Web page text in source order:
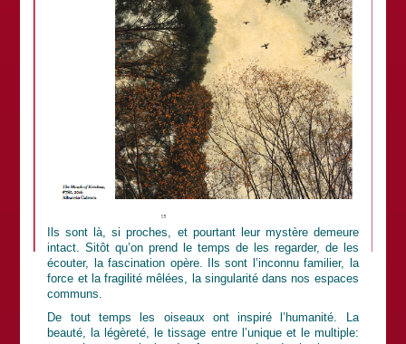
Ils sont là, si proches, et pourtant leur mystère demeure
intact. Sitôt qu’on prend le temps de les regarder, de les
écouter, la fascination opère. Ils sont l’inconnu familier, la
force et la fragilité mêlées, la singularité dans nos espaces
communs.
De tout temps les oiseaux ont inspiré l’humanité. La
beauté, la légèreté, le tissage entre l’unique et le multiple: